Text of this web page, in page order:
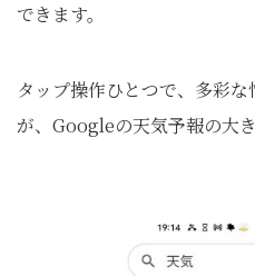
できます。
タップ操作ひとつで、多彩
が、Googleの天気予報の大き